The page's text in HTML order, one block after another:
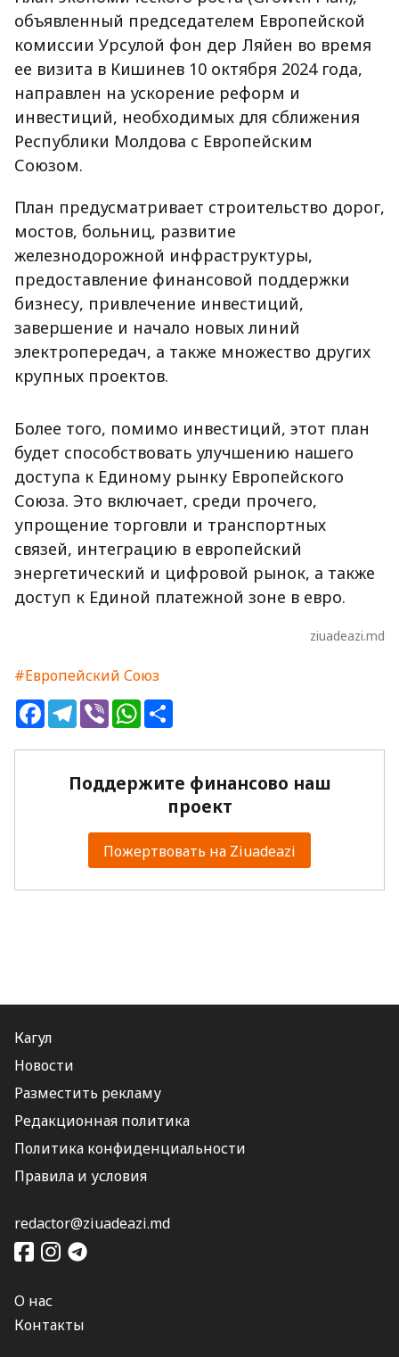
объявленный председателем Европейской
комиссии Урсулой фон дер Ляйен во время
ее визита в Кишинев 10 октября 2024 года,
направлен на ускорение реформ и
инвестиций, необходимых для сближения
Республики Молдова с Европейским
Союзом.
План предусматривает строительство дорог,
мостов, больниц, развитие
железнодорожной инфраструктуры,
предоставление финансовой поддержки
бизнесу, привлечение инвестиций,
завершение и начало новых линий
электропередач, а также множество других
крупных проектов.
Более того, помимо инвестиций, этот план
будет способствовать улучшению нашего
доступа к Единому рынку Европейского
Союза. Это включает, среди прочего,
упрощение торговли и транспортных
связей, интеграцию в европейский
энергетический и цифровой рынок, а также
доступ к Единой платежной зоне в евро.
ziuadeazi.md
#Европейский Союз
FacebookTelegram
ViberWhatsApp
Поддержите финансово наш
проект
Пожертвовать на Ziuadeazi
Кагул
Новости
Разместить рекламу
Редакционная политика
Политика конфиденциальности
Правила и условия
redactor@ziuadeazi.md
О нас
Контакты